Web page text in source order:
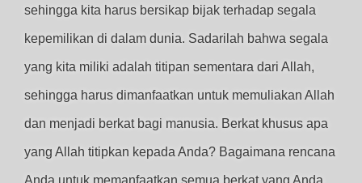
sehingga kita harus bersikap bijak terhadap segala
kepemilikan di dalam dunia. Sadarilah bahwa segala
yang kita miliki adalah titipan sementara dari Allah,
sehingga harus dimanfaatkan untuk memuliakan Allah
dan menjadi berkat bagi manusia. Berkat khusus apa
yang Allah titipkan kepada Anda? Bagaimana rencana
Anda untuk memanfaatkan semua berkat yang Anda